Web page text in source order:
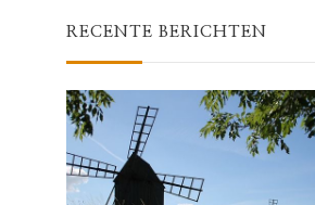
RECENTE BERICHTEN